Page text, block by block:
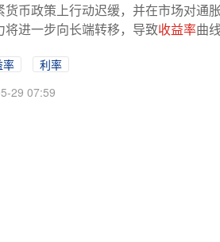
货币政策上行动迟缓，并在市场对通
将进一步向长端转移，导致收益率曲
率
利率
29 07:59